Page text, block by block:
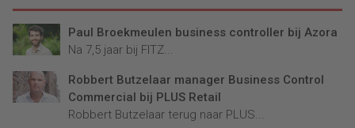
Paul Broekmeulen business controller bij Azora
Na 7,5 jaar bij FITZ...
Robbert Butzelaar manager Business Control
Commercial bij PLUS Retail
Robbert Butzelaar terug naar PLUS...